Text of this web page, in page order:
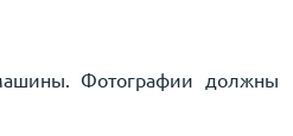
Фотографии должны